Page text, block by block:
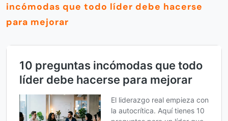
incómodas que todo líder debe hacerse
para mejorar